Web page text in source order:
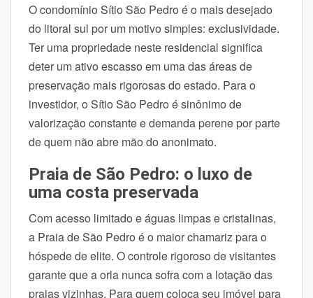
O condomínio Sítio São Pedro é o mais desejado
do litoral sul por um motivo simples: exclusividade.
Ter uma propriedade neste residencial significa
deter um ativo escasso em uma das áreas de
preservação mais rigorosas do estado. Para o
investidor, o Sítio São Pedro é sinônimo de
valorização constante e demanda perene por parte
de quem não abre mão do anonimato.
Praia de São Pedro: o luxo de
uma costa preservada
Com acesso limitado e águas limpas e cristalinas,
a Praia de São Pedro é o maior chamariz para o
hóspede de elite. O controle rigoroso de visitantes
garante que a orla nunca sofra com a lotação das
praias vizinhas. Para quem coloca seu imóvel para